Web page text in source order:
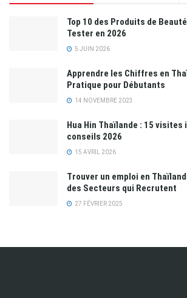
Top 10 des Produits de
Tester en 2026
5 JUIN 2026
Apprendre les Chiffres en
Pratique pour Débutants
14 NOVEMBRE 2023
Hua Hin Thaïlande : 15
conseils 2026
15 AVRIL 2026
Trouver un emploi en
des Secteurs qui Recrutent
27 FÉVRIER 2025